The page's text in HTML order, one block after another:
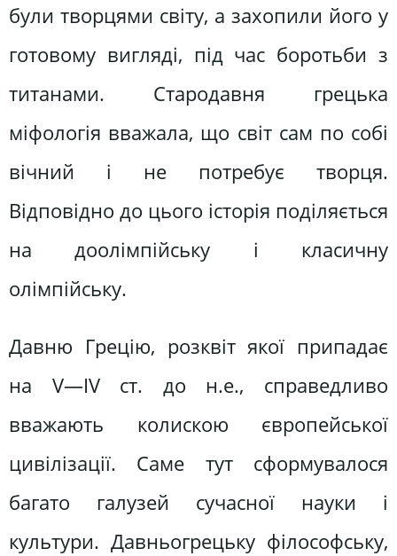
були творцями світу, а захопили його у
готовому вигляді, під час боротьби з
титанами. Стародавня грецька
міфологія вважала, що світ сам по собі
вічний і не потребує творця.
Відповідно до цього історія поділяється
на доолімпійську і класичну
олімпійську.
Давню Грецію, розквіт якої припадає
на V—IV ст. до н.е., справедливо
вважають колискою європейської
цивілізації. Саме тут сформувалося
багато галузей сучасної науки і
культури. Давньогрецьку філософську,